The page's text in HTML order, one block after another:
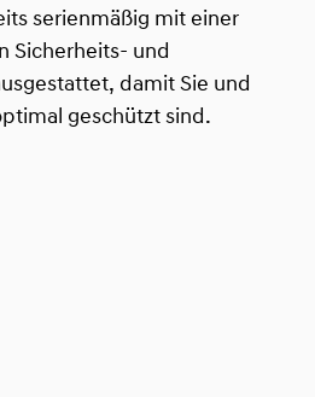
serienmäßig mit einer
Sicherheits- und
damit Sie und
geschützt sind.